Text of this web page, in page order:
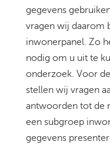
gegevens
vragen wij daarom
inwonerpanel. Zo
nodig om u uit te
onderzoek. Voor
stellen wij vragen
antwoorden tot de
een subgroep
gegevens